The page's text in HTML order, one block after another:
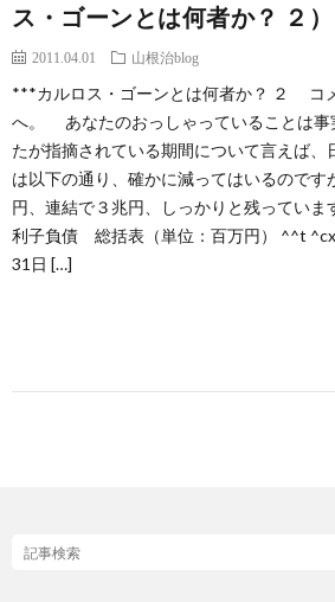
ス・ゴーンとは何者か？ ２）
2011.04.01 山根治blog
***カルロス・ゴーンとは何者か？ ２
へ。 あなたのおっしゃっていることは事
たが指摘されている期間について言えば、
は以下の通り、確かに減ってはいるのです
円、連結で３兆円、しっかりと残ってい
利子負債 総括表（単位：百万円） ^^t
31日 […]